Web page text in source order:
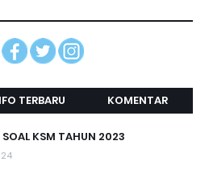
TERBARU KOMENTAR
SOAL KSM TAHUN 2023